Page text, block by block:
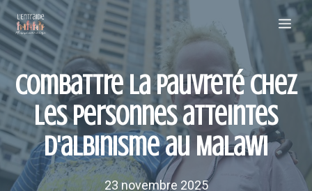
Aller
au
contenu
Combattre la pauvreté chez
les personnes atteintes
d'albinisme au Malawi
23 novembre 2025